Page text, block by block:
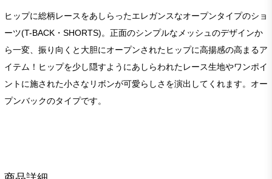
ヒップに総柄レースをあしらったエレガンスなオープンタイプのショ
ーツ(T-BACK・SHORTS)。正面のシンプルなメッシュのデザインか
ら一変、振り向くと大胆にオープンされたヒップに高揚感の高まるア
イテム！ヒップを少し隠すようにあしらわれたレース生地やワンポイ
ントに施された小さなリボンが可愛らしさを演出してくれます。オー
プンバックのタイプです。